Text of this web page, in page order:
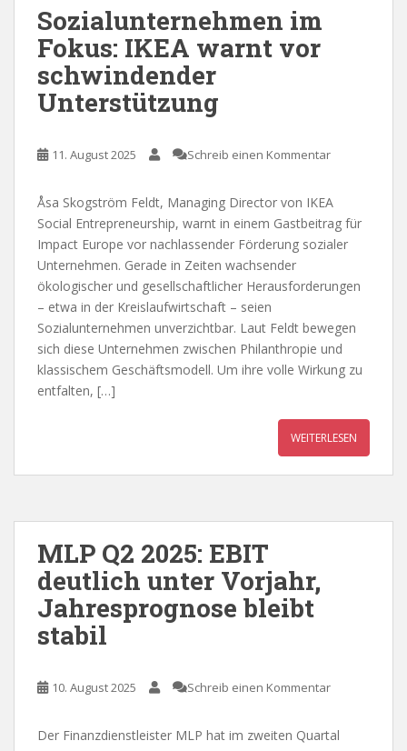
Sozialunternehmen im
Fokus: IKEA warnt vor
schwindender
Unterstützung
11. August 2025 Schreib einen Kommentar
Åsa Skogström Feldt, Managing Director von IKEA
Social Entrepreneurship, warnt in einem Gastbeitrag für
Impact Europe vor nachlassender Förderung sozialer
Unternehmen. Gerade in Zeiten wachsender
ökologischer und gesellschaftlicher Herausforderungen
– etwa in der Kreislaufwirtschaft – seien
Sozialunternehmen unverzichtbar. Laut Feldt bewegen
sich diese Unternehmen zwischen Philanthropie und
klassischem Geschäftsmodell. Um ihre volle Wirkung zu
entfalten, […]
WEITERLESEN
MLP Q2 2025: EBIT
deutlich unter Vorjahr,
Jahresprognose bleibt
stabil
10. August 2025 Schreib einen Kommentar
Der Finanzdienstleister MLP hat im zweiten Quartal